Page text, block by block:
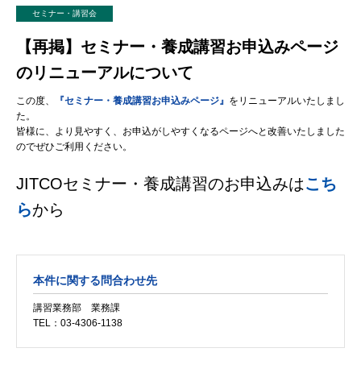
セミナー・講習会
【再掲】セミナー・養成講習お申込みページ
のリニューアルについて
この度、 『セミナー・養成講習お申込みページ』 をリニューアルいたしまし
た。
皆様に、より見やすく、お申込がしやすくなるページへと改善いたしました
のでぜひご利用ください。
JITCOセミナー・養成講習のお申込みはこち
らから
本件に関する問合わせ先
講習業務部 業務課
TEL：03-4306-1138